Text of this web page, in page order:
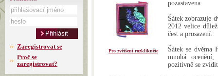
Zaregistrovat se
Proč se
zaregistrovat?
Pro zvětšení rozklikněte
pozastavena.
Šátek zobrazuje
2012 velice
čest a prosazení.
Šátek se dvěma
mnohá
pozitivně se